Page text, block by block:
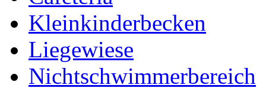
Kleinkinderbecken
Liegewiese
Nichtschwimmerbereich